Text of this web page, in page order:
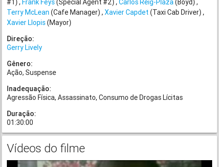
#1) Frank Feys(Special Agent #2) Carlos Reig-Plaza(Boyd)
Terry McLean (Cafe Manager) Xavier Capdet (Taxi Cab Driver)
Xavier Llopis(Mayor)
Direção:
Gerry Lively
Gênero:
Ação Suspense
Inadequação:
Agressão Física Assassinato Consumo de Drogas Lícitas
Duração:
01:30:00
Vídeos do filme